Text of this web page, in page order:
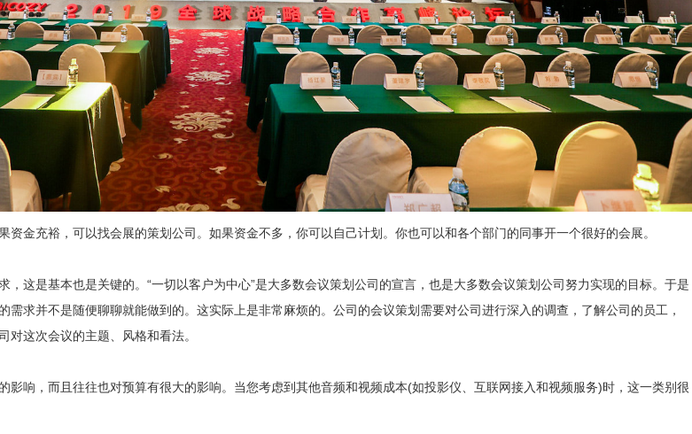
资金充裕，可以找会展的策划公司。如果资金不多，你可以自己计划。你也可以和各个部门的同事开一个很好的会展。
，这是基本也是关键的。“一切以客户为中心”是大多数会议策划公司的宣言，也是大多数会议策划公司努力实现的目标。于是
需求并不是随便聊聊就能做到的。这实际上是非常麻烦的。公司的会议策划需要对公司进行深入的调查，了解公司的员工，
对这次会议的主题、风格和看法。
影响，而且往往也对预算有很大的影响。当您考虑到其他音频和视频成本(如投影仪、互联网接入和视频服务)时，这一类别很